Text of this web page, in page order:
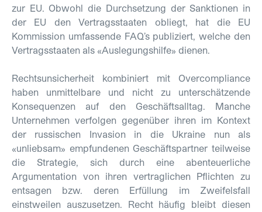
zur EU. Obwohl die Durchsetzung der Sanktionen in
der EU den Vertragsstaaten obliegt, hat die EU
Kommission umfassende FAQ’s publiziert, welche den
Vertragsstaaten als «Auslegungshilfe» dienen.
Rechtsunsicherheit kombiniert mit Overcompliance
haben unmittelbare und nicht zu unterschätzende
Konsequenzen auf den Geschäftsalltag. Manche
Unternehmen verfolgen gegenüber ihren im Kontext
der russischen Invasion in die Ukraine nun als
«unliebsam» empfundenen Geschäftspartner teilweise
die Strategie, sich durch eine abenteuerliche
Argumentation von ihren vertraglichen Pflichten zu
entsagen bzw. deren Erfüllung im Zweifelsfall
einstweilen auszusetzen. Recht häufig bleibt diesen